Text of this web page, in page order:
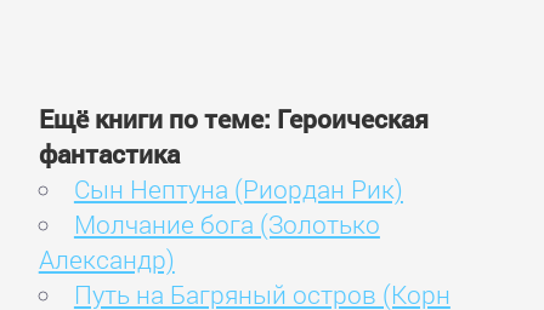
Ещё книги по теме: Героическая
фантастика
Сын Нептуна (Риордан Рик)
Молчание бога (Золотько
Александр)
Путь на Багряный остров (Корн